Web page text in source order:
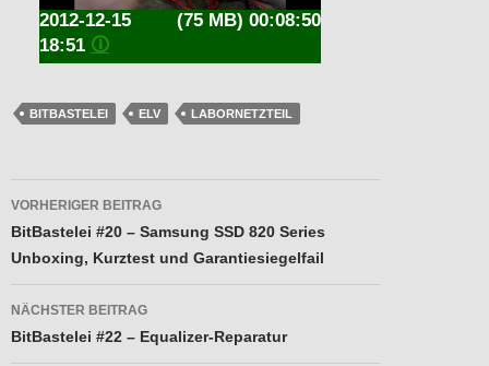
(75 MB) 00:08:50
2012-12-15
18:51 🛈
BITBASTELEI ELV LABORNETZTEIL
Beitragsnavigation
VORHERIGER BEITRAG
BitBastelei #20 – Samsung SSD 820 Series
Unboxing, Kurztest und Garantiesiegelfail
NÄCHSTER BEITRAG
BitBastelei #22 – Equalizer-Reparatur